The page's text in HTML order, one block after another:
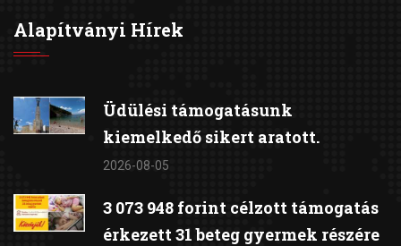
Alapítványi Hírek
Üdülési támogatásunk
kiemelkedő sikert aratott.
2026-08-05
3 073 948 forint célzott támogatás
érkezett 31 beteg gyermek részére